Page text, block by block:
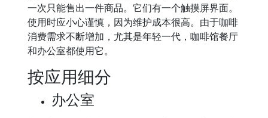
一次只能售出一件商品。它们有一个触摸屏界面。
使用时应小心谨慎，因为维护成本很高。由于咖啡
消费需求不断增加，尤其是年轻一代，咖啡馆餐厅
和办公室都使用它。
按应用细分
办公室